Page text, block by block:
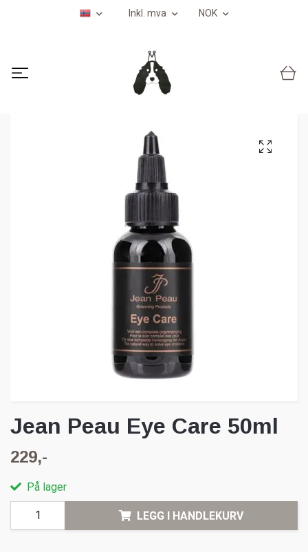
Inkl. mva NOK
Jean Peau Eye Care 50ml
229,-
På lager
LEGG I HANDLEKURV